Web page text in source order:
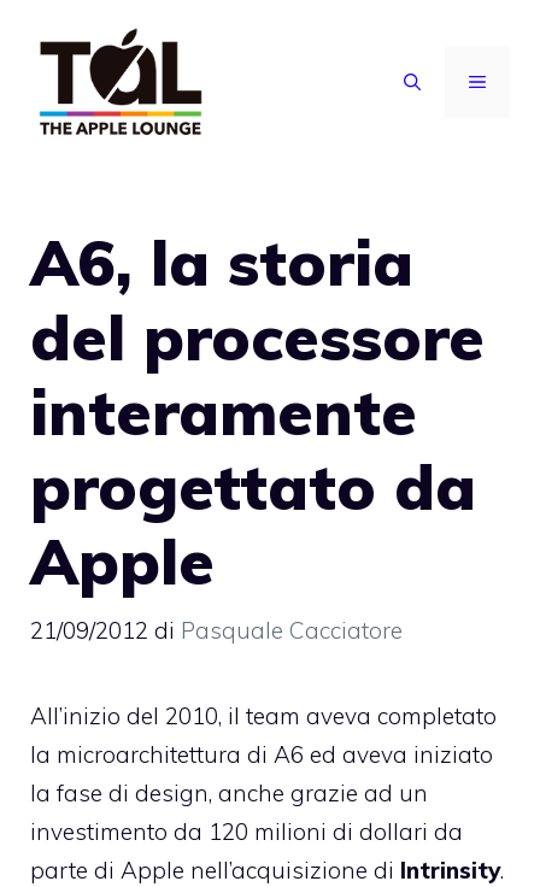
contenuto
MENU
A6, la storia
del processore
interamente
progettato da
Apple
21/09/2012 di Pasquale Cacciatore
All’inizio del 2010, il team aveva completato
la microarchitettura di A6 ed aveva iniziato
la fase di design, anche grazie ad un
investimento da 120 milioni di dollari da
parte di Apple nell’acquisizione di Intrinsity.